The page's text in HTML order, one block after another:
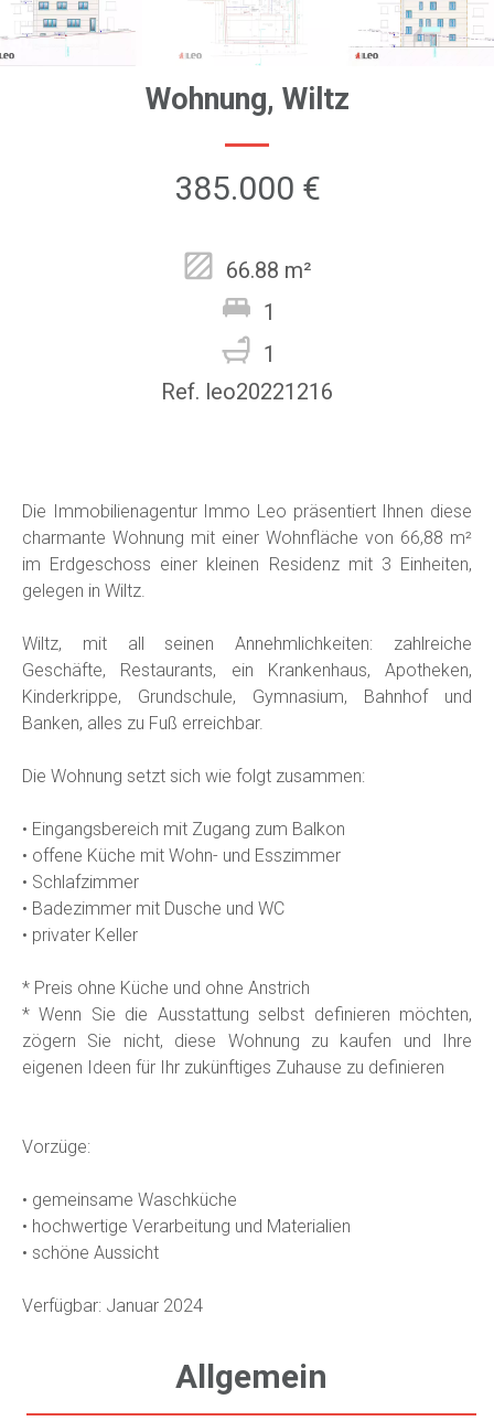
Wohnung, Wiltz
385.000 €
66.88 m²
1
1
Ref. leo20221216
Die Immobilienagentur Immo Leo präsentiert Ihnen diese
charmante Wohnung mit einer Wohnfläche von 66,88 m²
im Erdgeschoss einer kleinen Residenz mit 3 Einheiten,
gelegen in Wiltz.
Wiltz, mit all seinen Annehmlichkeiten: zahlreiche
Geschäfte, Restaurants, ein Krankenhaus, Apotheken,
Kinderkrippe, Grundschule, Gymnasium, Bahnhof und
Banken, alles zu Fuß erreichbar.
Die Wohnung setzt sich wie folgt zusammen:
• Eingangsbereich mit Zugang zum Balkon
• offene Küche mit Wohn- und Esszimmer
• Schlafzimmer
• Badezimmer mit Dusche und WC
• privater Keller
* Preis ohne Küche und ohne Anstrich
* Wenn Sie die Ausstattung selbst definieren möchten,
zögern Sie nicht, diese Wohnung zu kaufen und Ihre
eigenen Ideen für Ihr zukünftiges Zuhause zu definieren
Vorzüge:
• gemeinsame Waschküche
• hochwertige Verarbeitung und Materialien
• schöne Aussicht
Verfügbar: Januar 2024
Allgemein